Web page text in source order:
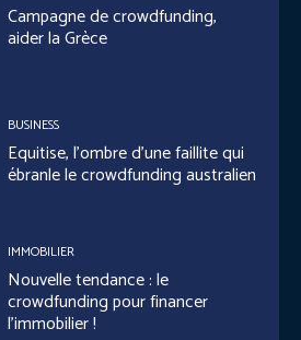
Campagne de crowdfunding,
aider la Grèce
BUSINESS
Equitise, l’ombre d’une faillite qui
ébranle le crowdfunding australien
IMMOBILIER
Nouvelle tendance : le
crowdfunding pour financer
l’immobilier !